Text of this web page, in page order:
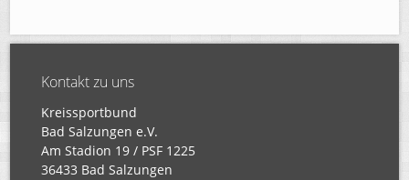
Kontakt zu uns
Kreissportbund
Bad Salzungen e.V.
Am Stadion 19 / PSF 1225
36433 Bad Salzungen